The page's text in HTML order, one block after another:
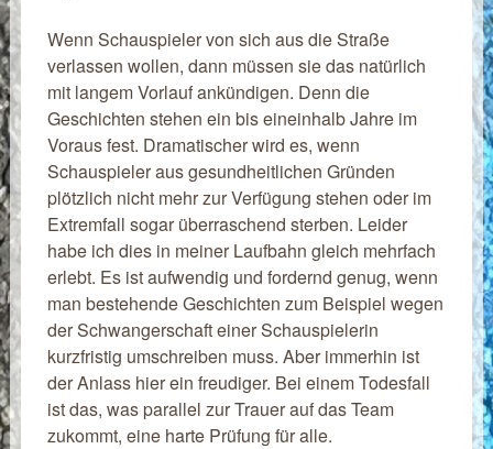
Wenn Schauspieler von sich aus die Straße
verlassen wollen, dann müssen sie das natürlich
mit langem Vorlauf ankündigen. Denn die
Geschichten stehen ein bis eineinhalb Jahre im
Voraus fest. Dramatischer wird es, wenn
Schauspieler aus gesundheitlichen Gründen
plötzlich nicht mehr zur Verfügung stehen oder im
Extremfall sogar überraschend sterben. Leider
habe ich dies in meiner Laufbahn gleich mehrfach
erlebt. Es ist aufwendig und fordernd genug, wenn
man bestehende Geschichten zum Beispiel wegen
der Schwangerschaft einer Schauspielerin
kurzfristig umschreiben muss. Aber immerhin ist
der Anlass hier ein freudiger. Bei einem Todesfall
ist das, was parallel zur Trauer auf das Team
zukommt, eine harte Prüfung für alle.